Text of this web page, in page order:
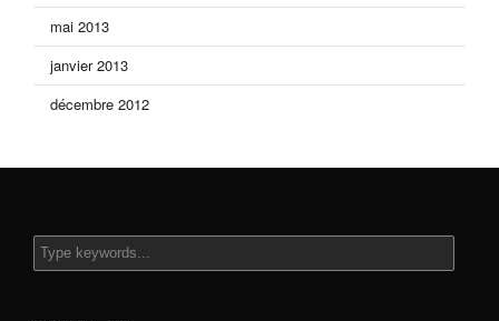
mai 2013
janvier 2013
décembre 2012